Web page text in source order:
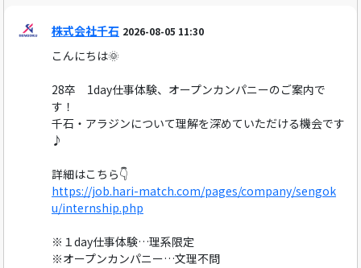
株式会社千石 2026-08-05 11:30
こんにちは🌞
28卒 1day仕事体験、オープンカンパニーのご案内で
す！
千石・アラジンについて理解を深めていただける機会です
♪
詳細はこちら👇
https://job.hari-match.com/pages/company/sengok
u/internship.php
※１day仕事体験…理系限定
※オープンカンパニー…文理不問